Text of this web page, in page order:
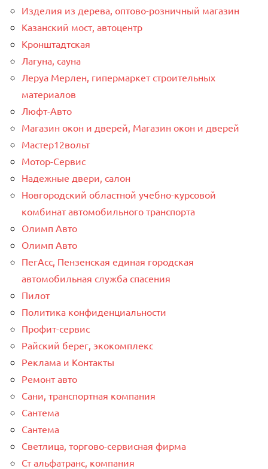
Изделия из дерева, оптово-розничный магазин
Казанский мост, автоцентр
Кронштадтская
Лагуна, сауна
Леруа Мерлен, гипермаркет строительных
материалов
Люфт-Авто
Магазин окон и дверей, Магазин окон и дверей
Мастер12вольт
Мотор-Сервис
Надежные двери, салон
Новгородский областной учебно-курсовой
комбинат автомобильного транспорта
Олимп Авто
Олимп Авто
ПегАсс, Пензенская единая городская
автомобильная служба спасения
Пилот
Политика конфиденциальности
Профит-сервис
Райский берег, экокомплекс
Реклама и Контакты
Ремонт авто
Сани, транспортная компания
Сантема
Сантема
Светлица, торгово-сервисная фирма
Ст альфатранс, компания